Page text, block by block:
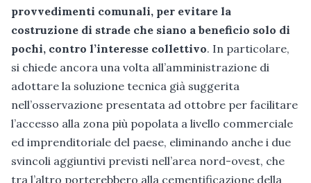
provvedimenti comunali, per evitare la
costruzione di strade che siano a beneficio solo di
pochi, contro l’interesse collettivo. In particolare,
si chiede ancora una volta all’amministrazione di
adottare la soluzione tecnica già suggerita
nell’osservazione presentata ad ottobre per facilitare
l’accesso alla zona più popolata a livello commerciale
ed imprenditoriale del paese, eliminando anche i due
svincoli aggiuntivi previsti nell’area nord-ovest, che
tra l’altro porterebbero alla cementificazione della